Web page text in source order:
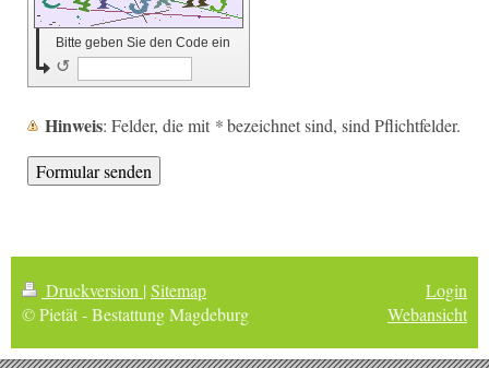
Bitte geben Sie den Code ein
↺
Hinweis : Felder, die mit *bezeichnet sind, sind Pflichtfelder.
Druckversion | Sitemap
© Pietät - Bestattung Magdeburg
Login
Webansicht